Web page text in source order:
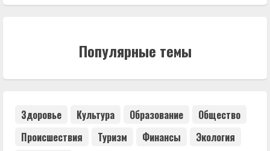
Популярные темы
Здоровье Культура Образование
Общество
Происшествия
Туризм Финансы
Экология